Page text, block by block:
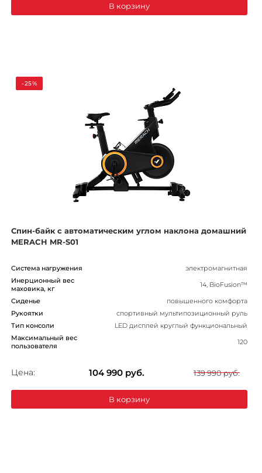
В корзину
-25%
Спин-байк с автоматическим углом наклона домашний
MERACH MR-S01
Система нагружения
электромагнитная
Инерционный вес
маховика, кг
14, BioFusion™
Сиденье
повышенного комфорта
Рукоятки
спортивный мультипозиционный руль
Тип консоли
LED дисплей круглый функциональный
Максимальный вес
пользователя
120
Цена: 104 990 руб. 139 990 руб.
В корзину